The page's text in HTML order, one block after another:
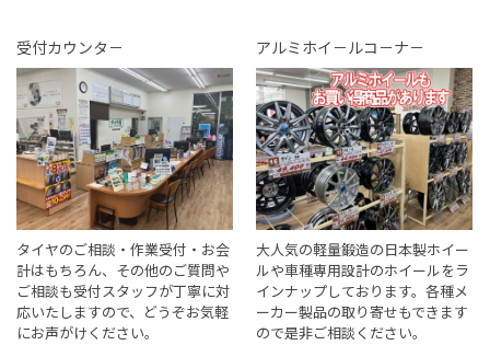
受付カウンタ－
タイヤのご相談・作業受付・お会
計はもちろん、その他のご質問や
ご相談も受付スタッフが丁寧に対
応いたしますので、どうぞお気軽
にお声がけください。
アルミホイ－ルコ－ナ－
大人気の軽量鍛造の日本製ホイー
ルや車種専用設計のホイールをラ
インナップしております。各種メ
ーカー製品の取り寄せもできます
ので是非ご相談ください。